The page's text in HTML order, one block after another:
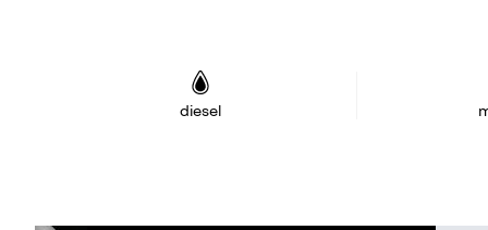
diesel